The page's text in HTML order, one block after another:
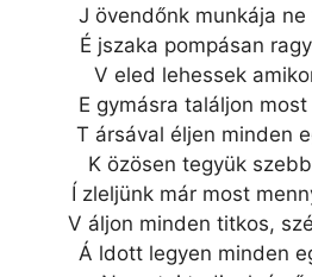
J övendőnk munkája
É jszaka pompásan
V eled lehessek
E gymásra találjon
T ársával éljen minden
K özösen tegyük
Í zleljünk már most
V áljon minden titkos,
Á ldott legyen minden